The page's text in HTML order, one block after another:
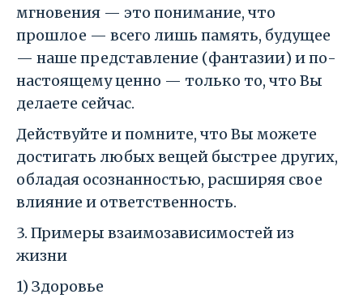
мгновения — это понимание, что
прошлое — всего лишь память, будущее
— наше представление (фантазии) и по-
настоящему ценно — только то, что Вы
делаете сейчас.
Действуйте и помните, что Вы можете
достигать любых вещей быстрее других,
обладая осознанностью, расширяя свое
влияние и ответственность.
3. Примеры взаимозависимостей из
жизни
1) Здоровье